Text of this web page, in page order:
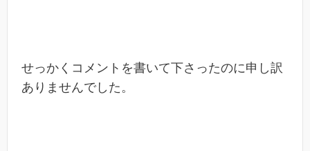
せっかくコメントを書いて下さったのに申し訳
ありませんでした。